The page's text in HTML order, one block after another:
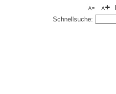
Schnellsuche: